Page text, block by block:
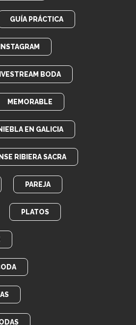
GUÍA PRÁCTICA
INSTAGRAM
BODA
MEMORABLE
EN GALICIA
RIBIERA SACRA
PAREJA
PLATOS